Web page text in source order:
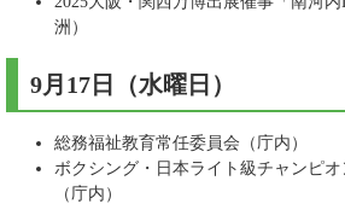
洲）
9月17日（水曜日）​
総務福祉教育常任委員会（庁内）
ボクシング・日本ライト級チャンピ
（庁内）